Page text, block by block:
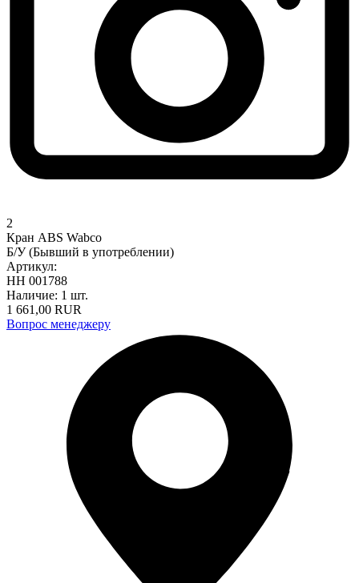
2
Кран ABS Wabco
Б/У (Бывший в употреблении)
Артикул:
НН 001788
Наличие: 1 шт.
1 661,00 RUR
Вопрос менеджеру